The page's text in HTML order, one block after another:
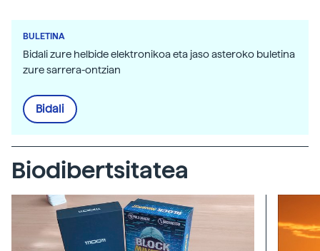
BULETINA
Bidali zure helbide elektronikoa eta jaso asteroko buletina
zure sarrera-ontzian
Bidali
Biodibertsitatea